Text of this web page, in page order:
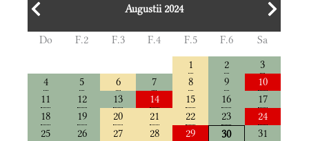
Augustii 2024
Do F.2 F.3 F.4 F.5 F.6
Sa
1
2
3
4
5 6 7 8 9
10
11
12 13 14 15 16
17
18
19 20 21 22 23
24
25
26 27 28 29 30 31